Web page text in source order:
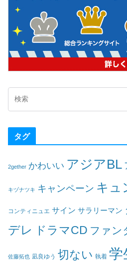
タグ
2gether かわいい アジアBL
キヅナツキ キャンペーン キュ
コンティニュエ サイン サラリーマン
デレ ドラマCD ファン
佐藤拓也 凪良ゆう 切ない 執着 学